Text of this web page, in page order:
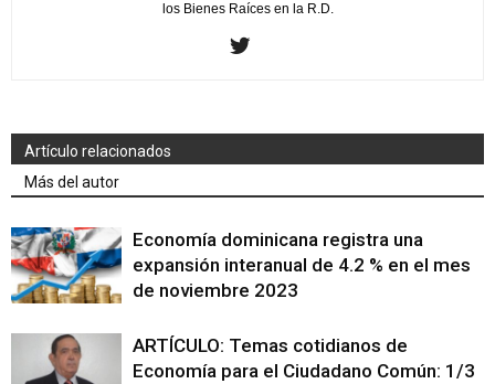
los Bienes Raíces en la R.D.
Artículo relacionados
Más del autor
Economía dominicana registra una
expansión interanual de 4.2 % en el mes
de noviembre 2023
ARTÍCULO: Temas cotidianos de
Economía para el Ciudadano Común: 1/3